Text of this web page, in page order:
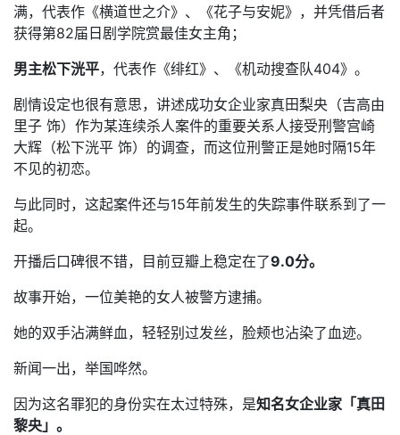
满，代表作《横道世之介》、《花子与安妮》，并凭借后者
获得第82届日剧学院赏最佳女主角；
男主松下洸平，代表作《绯红》、《机动搜查队404》。
剧情设定也很有意思，讲述成功女企业家真田梨央（吉高由
里子 饰）作为某连续杀人案件的重要关系人接受刑警宫崎
大辉（松下洸平 饰）的调查，而这位刑警正是她时隔15年
不见的初恋。
与此同时，这起案件还与15年前发生的失踪事件联系到了一
起。
开播后口碑很不错，目前豆瓣上稳定在了9.0分。
故事开始，一位美艳的女人被警方逮捕。
她的双手沾满鲜血，轻轻别过发丝，脸颊也沾染了血迹。
新闻一出，举国哗然。
因为这名罪犯的身份实在太过特殊，是知名女企业家「真田
黎央」。